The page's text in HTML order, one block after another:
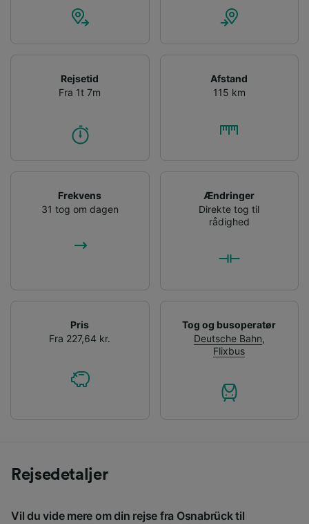
Rejsetid
Fra 1t 7m
Afstand
115 km
Frekvens
31 tog om dagen
Ændringer
Direkte tog til
rådighed
Pris
Fra 227,64 kr.
Tog og busoperatør
Deutsche Bahn,
Flixbus
Rejsedetaljer
Vil du vide mere om din rejse fra Osnabrück til